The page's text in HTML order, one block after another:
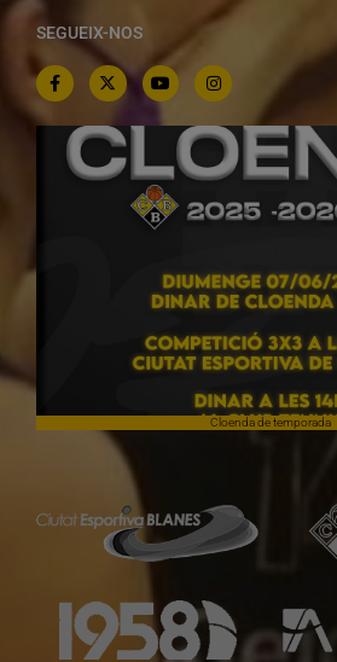
SEGUEIX-NOS
Cloenda de temporada